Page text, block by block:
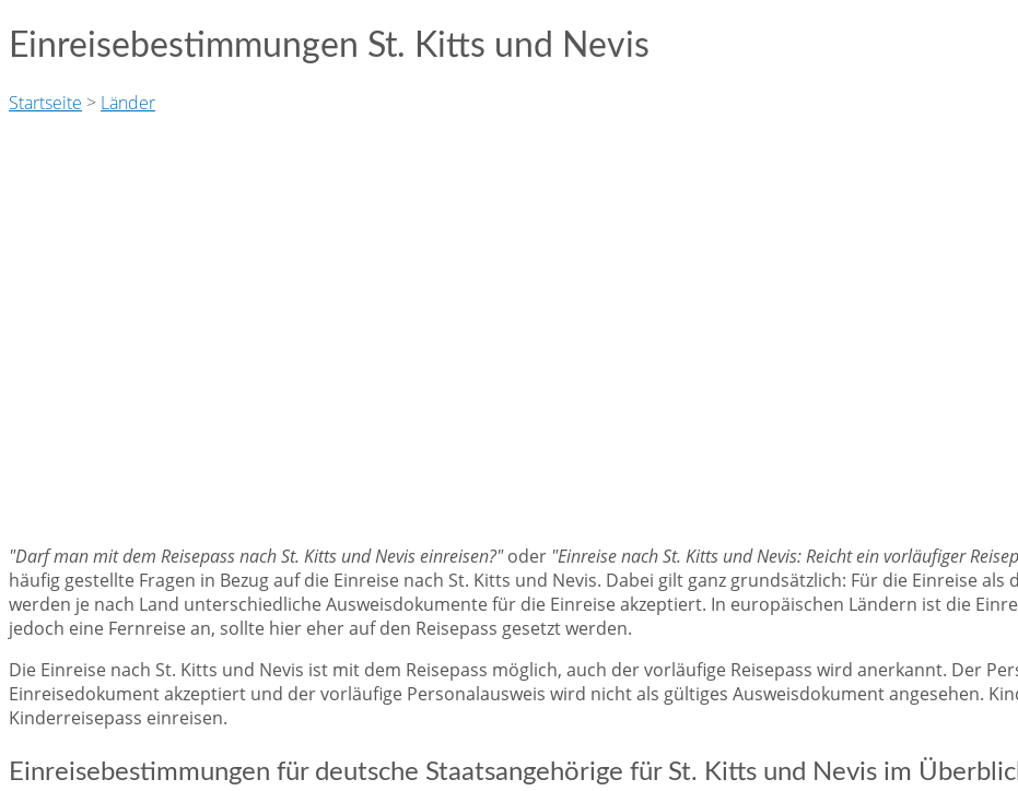
Einreisebestimmungen St. Kitts und Nevis
Startseite > Länder
"Darf man mit dem Reisepass nach St. Kitts und Nevis einreisen?"oder "Einreise nach St. Kitts und Nevis: Reicht ein vorläufiger
häufig gestellte Fragen in Bezug auf die Einreise nach St. Kitts und Nevis. Dabei gilt ganz grundsätzlich: Für die Einreise
werden je nach Land unterschiedliche Ausweisdokumente für die Einreise akzeptiert. In europäischen Ländern ist die
jedoch eine Fernreise an, sollte hier eher auf den Reisepass gesetzt werden.
Die Einreise nach St. Kitts und Nevis ist mit dem Reisepass möglich, auch der vorläufige Reisepass wird anerkannt. Der
Einreisedokument akzeptiert und der vorläufige Personalausweis wird nicht als gültiges Ausweisdokument angesehen.
Kinderreisepass einreisen.
Einreisebestimmungen für deutsche Staatsangehörige für St. Kitts und Nevis im